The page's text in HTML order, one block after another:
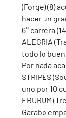
(Forge) (8)
hacer un
6° carrera
ALEGRIA
todo lo
Por nada
STRIPES
uno por 10
EBURUM
Garabo